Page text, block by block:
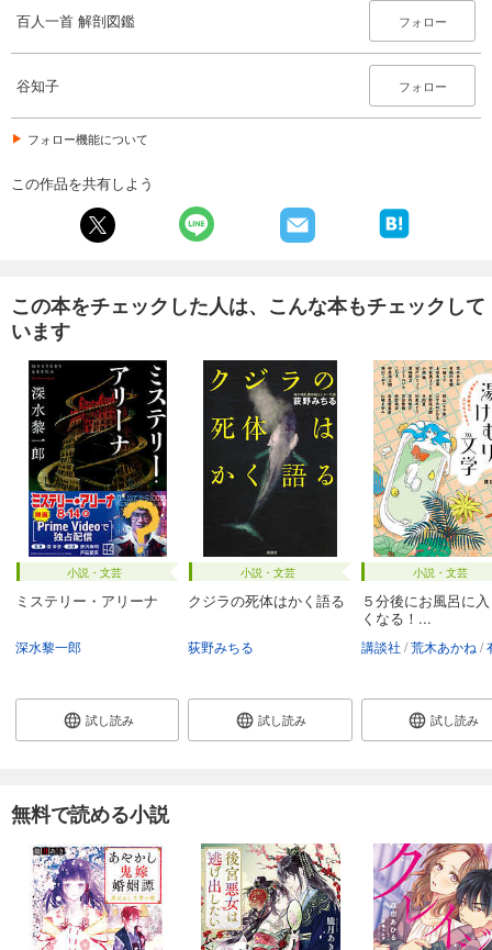
百人一首 解剖図鑑 フォロー
谷知子 フォロー
フォロー機能について
この作品を共有しよう
この本をチェックした人は、こんな本もチェックして
います
小説・文芸
ミステリー・アリーナ
深水黎一郎
試し読み
小説・文芸
クジラの死体はかく語る
荻野みちる
試し読み
小説・文芸
５分後にお風呂に
くなる！...
講談社 荒木あかね 有
試し読み
無料で読める小説